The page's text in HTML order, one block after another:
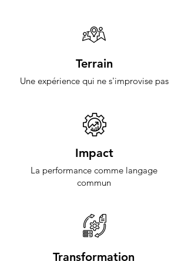
Terrain
Une expérience qui ne s'improvise pas
Impact
La performance comme langage
commun
Transformation